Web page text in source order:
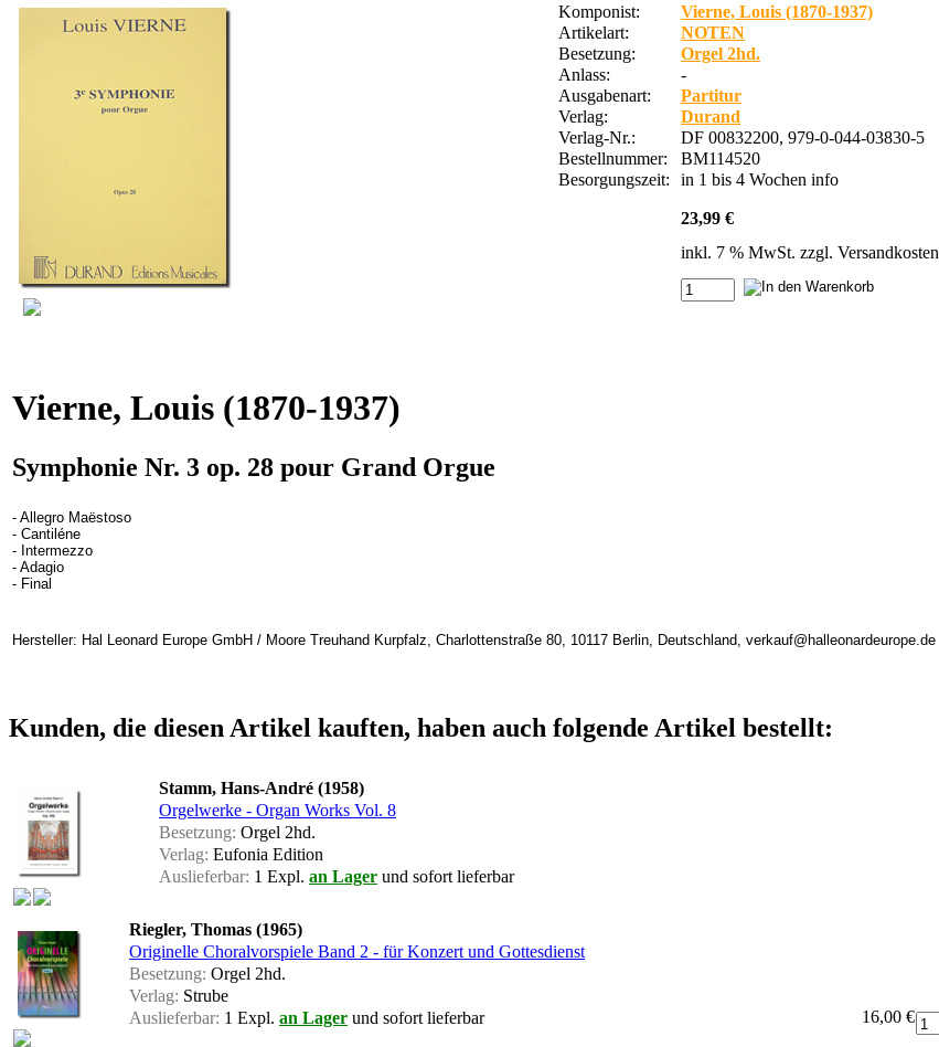
Komponist:
Vierne, Louis (1870-1937)
Artikelart:
NOTEN
Besetzung:
Orgel 2hd.
Anlass:
-
Ausgabenart:
Partitur
Verlag:
Durand
Verlag-Nr.:
DF 00832200, 979-0-044-03830-5
Bestellnummer:
BM114520
Besorgungszeit:
in 1 bis 4 Wochen info
23,99 €
inkl. 7 % MwSt. zzgl. Versandkosten
Vierne, Louis (1870-1937)
Symphonie Nr. 3 op. 28 pour Grand Orgue
- Allegro Maëstoso
- Cantiléne
- Intermezzo
- Adagio
- Final
Hersteller: Hal Leonard Europe GmbH / Moore Treuhand Kurpfalz, Charlottenstraße 80, 10117 Berlin, Deutschland, verkauf@halleonardeurope.de
Kunden, die diesen Artikel kauften, haben auch folgende Artikel bestellt:
Stamm, Hans-André (1958)
Orgelwerke - Organ Works Vol. 8
Besetzung: Orgel 2hd.
Verlag: Eufonia Edition
Auslieferbar: 1 Expl. an Lager und sofort lieferbar
Riegler, Thomas (1965)
Originelle Choralvorspiele Band 2 - für Konzert und Gottesdienst
Besetzung: Orgel 2hd.
Verlag: Strube
Auslieferbar: 1 Expl. an Lager und sofort lieferbar
16,00 €